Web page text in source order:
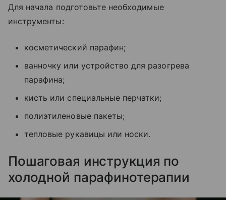
Для начала подготовьте необходимые
инструменты:
косметический парафин;
ванночку или устройство для разогрева
парафина;
кисть или специальные перчатки;
полиэтиленовые пакеты;
тепловые рукавицы или носки.
Пошаговая инструкция по
холодной парафинотерапии